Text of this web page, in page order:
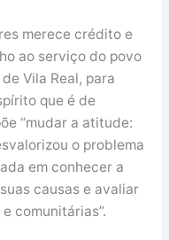
merece crédito e
ao serviço do povo
Vila Real, para
que é de
“mudar a atitude:
o problema
em conhecer a
causas e avaliar
comunitárias”.